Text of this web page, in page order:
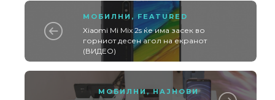
МОБИЛНИ , FEATURED
Xiaomi Mi Mix 2s ќе има засек во
горниот десен агол на екранот
(ВИДЕО)
МОБИЛНИ,НАЈНОВИ